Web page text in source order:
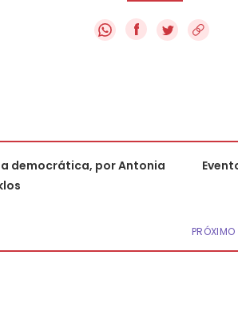
f
democrática, por Antonia
PRÓXIMO